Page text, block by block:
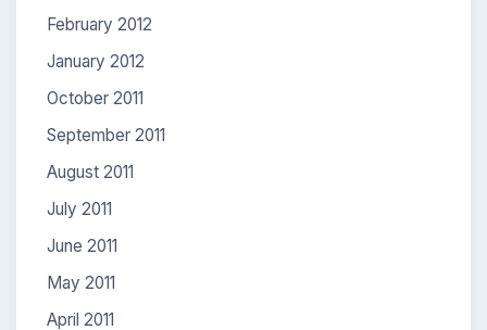
February 2012
January 2012
October 2011
September 2011
August 2011
July 2011
June 2011
May 2011
April 2011